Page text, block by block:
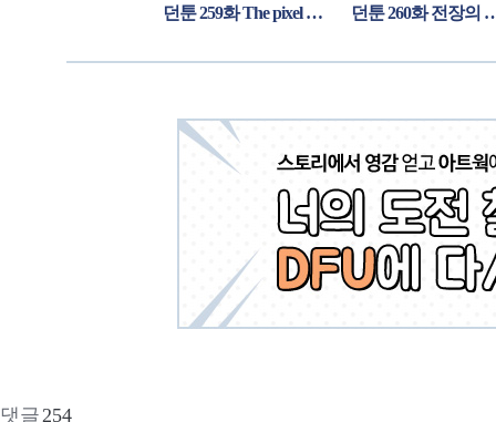
던툰 259화 The pixel world 던툰 260화
댓글254